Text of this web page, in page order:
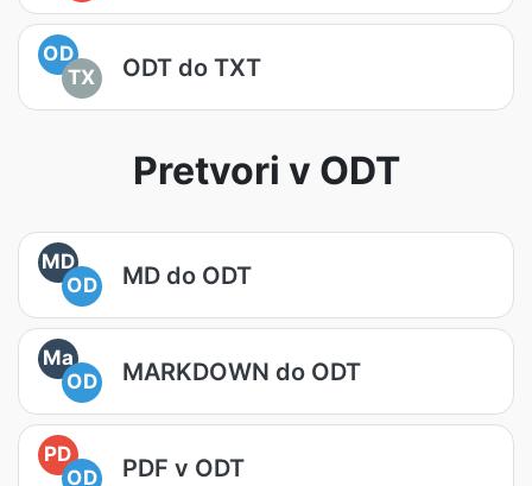
OD
TX
ODT do TXT
Pretvori v ODT
MD
OD
MD do ODT
Ma
OD
MARKDOWN do ODT
PD
OD
PDF v ODT